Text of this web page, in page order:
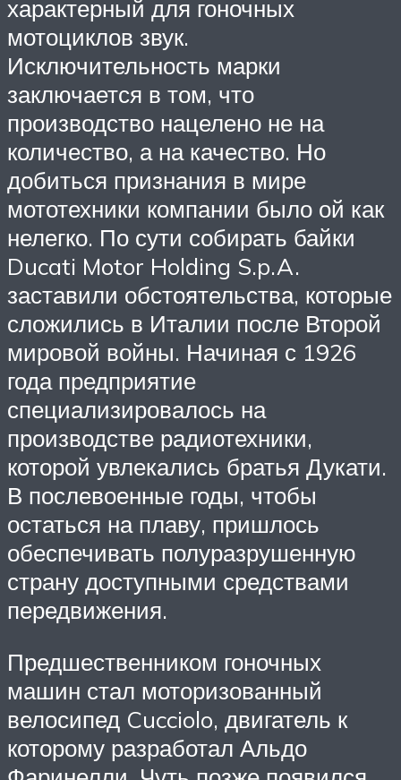
характерный для гоночных
мотоциклов звук.
Исключительность марки
заключается в том, что
производство нацелено не на
количество, а на качество. Но
добиться признания в мире
мототехники компании было ой как
нелегко. По сути собирать байки
Ducati Motor Holding S.p.A.
заставили обстоятельства, которые
сложились в Италии после Второй
мировой войны. Начиная с 1926
года предприятие
специализировалось на
производстве радиотехники,
которой увлекались братья Дукати.
В послевоенные годы, чтобы
остаться на плаву, пришлось
обеспечивать полуразрушенную
страну доступными средствами
передвижения.
Предшественником гоночных
машин стал моторизованный
велосипед Cucciolo, двигатель к
которому разработал Альдо